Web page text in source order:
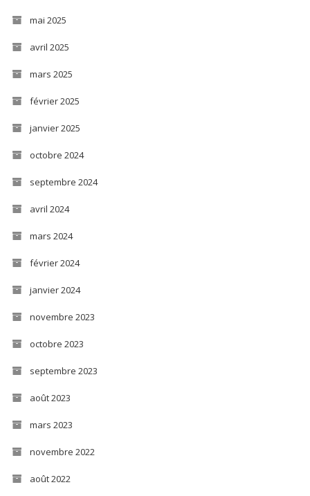
mai 2025
avril 2025
mars 2025
février 2025
janvier 2025
octobre 2024
septembre 2024
avril 2024
mars 2024
février 2024
janvier 2024
novembre 2023
octobre 2023
septembre 2023
août 2023
mars 2023
novembre 2022
août 2022